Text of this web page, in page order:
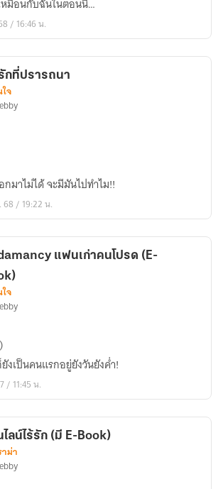
มือนกับฉันในตอนนี้…
/ 16:46 น.
กที่ปรารถนา
จ
มาไม่ได้ จะมีมันไปทำไม!!
68 / 19:22 น.
แฟนเก่าคนโปรด (E-
จ
งเป็นคนแรกอยู่ยังวันยังค่ำ!
/ 11:45 น.
ลน์ไร้รัก (มี E-Book)
ม่า